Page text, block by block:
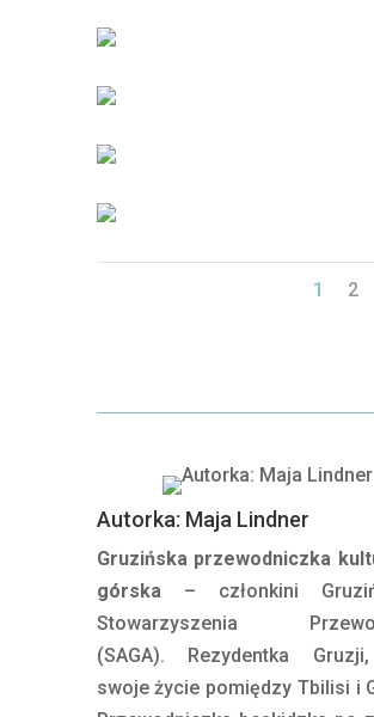
1 2
Autorka: Maja Lindner
Gruzińska przewodniczka
górska– członkini
Stowarzyszenia
(SAGA). Rezydentka
swoje życie pomiędzy Tbilisi i